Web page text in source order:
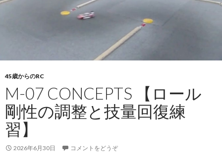
45歳からのRC
M-07 CONCEPTS 【ロール
剛性の調整と技量回復練
習】
2026年6月30日 コメントをどうぞ